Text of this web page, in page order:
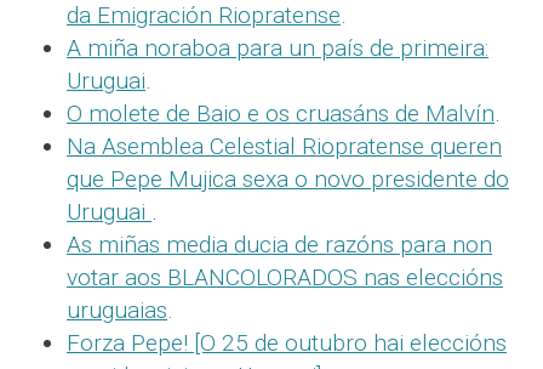
da Emigración Riopratense.
A miña noraboa para un país de primeira:
Uruguai.
O molete de Baio e os cruasáns de Malvín.
Na Asemblea Celestial Riopratense queren
que Pepe Mujica sexa o novo presidente do
Uruguai .
As miñas media ducia de razóns para non
votar aos BLANCOLORADOS nas eleccións
uruguaias.
Forza Pepe! [O 25 de outubro hai eleccións